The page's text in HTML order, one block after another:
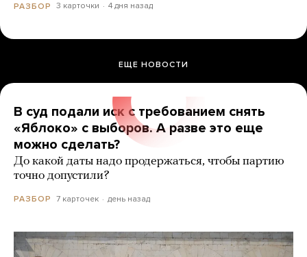
РАЗБОР 3 карточки 4 дня назад
ЕЩЕ НОВОСТИ
В суд подали иск с требованием снять
«Яблоко» с выборов. А разве это еще
можно сделать?
До какой даты надо продержаться, чтобы партию
точно допустили?
РАЗБОР 7 карточек день назад